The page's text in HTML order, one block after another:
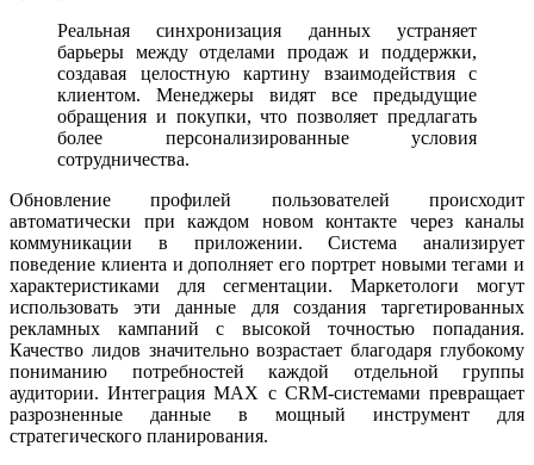
Реальная синхронизация данных устраняет
барьеры между отделами продаж и поддержки,
создавая целостную картину взаимодействия с
клиентом. Менеджеры видят все предыдущие
обращения и покупки, что позволяет предлагать
более персонализированные условия
сотрудничества.
Обновление профилей пользователей происходит
автоматически при каждом новом контакте через каналы
коммуникации в приложении. Система анализирует
поведение клиента и дополняет его портрет новыми тегами и
характеристиками для сегментации. Маркетологи могут
использовать эти данные для создания таргетированных
рекламных кампаний с высокой точностью попадания.
Качество лидов значительно возрастает благодаря глубокому
пониманию потребностей каждой отдельной группы
аудитории. Интеграция MAX с CRM-системами превращает
разрозненные данные в мощный инструмент для
стратегического планирования.